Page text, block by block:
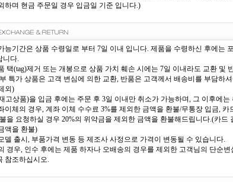
하며 현금 주문일 경우 입금일 기준 입니다.)
능기간은 상품 수령일로 부터 7일 이내 입니다. 제품을 수령하신 후에는
니다.
택(tag)제거 또는 개봉으로 상품 가치 훼손 시에는 7일 이내라도 교환 및
특가 상품은 고객 변심에 의한 교환, 반품은 고객께서 배송비를 부담하
외)
고상품)을 입금 후에는 주문 후 3일 이내만 취소가 가능하며, 그 이후에
이체의 경우, 계좌 이체 수수료 3%를 제외한 금액을 환불/무통장 입금, 카
을 요청하실 경우 20%의 위약금을 제외한 금액을 환불해드립니다.(카
액을 환불)
델 출시, 부품가격 변동 등 제조사 사정으로 가격이 변동될 수 있습니다.
경우, 인수 후에는 제품 하자나 오배송의 경우를 제외한 고객님의 단순
참조하십시오.